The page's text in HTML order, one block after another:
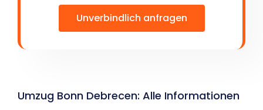
Unverbindlich anfragen
Umzug Bonn Debrecen: Alle Informationen